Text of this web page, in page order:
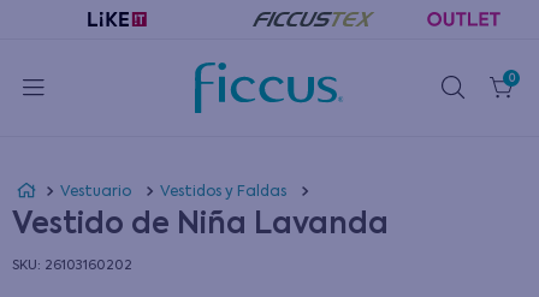
0
Vestuario Vestidos y Faldas
Vestido de Niña Lavanda
: 26103160202